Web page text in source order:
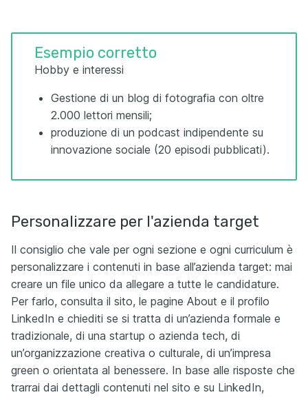
Esempio corretto
Hobby e interessi
Gestione di un blog di fotografia con oltre
2.000 lettori mensili;
produzione di un podcast indipendente su
innovazione sociale (20 episodi pubblicati).
Personalizzare per l'azienda target
Il consiglio che vale per ogni sezione e ogni curriculum è
personalizzare i contenuti in base all’azienda target: mai
creare un file unico da allegare a tutte le candidature.
Per farlo, consulta il sito, le pagine About e il profilo
LinkedIn e chiediti se si tratta di un’azienda formale e
tradizionale, di una startup o azienda tech, di
un’organizzazione creativa o culturale, di un’impresa
green o orientata al benessere. In base alle risposte che
trarrai dai dettagli contenuti nel sito e su LinkedIn,